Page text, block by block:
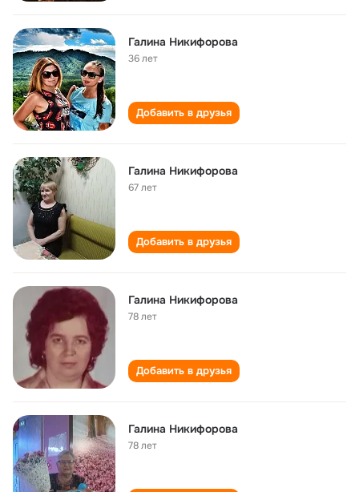
Галина Никифорова
36 лет
Добавить в друзья
Галина Никифорова
67 лет
Добавить в друзья
Галина Никифорова
78 лет
Добавить в друзья
Галина Никифорова
78 лет